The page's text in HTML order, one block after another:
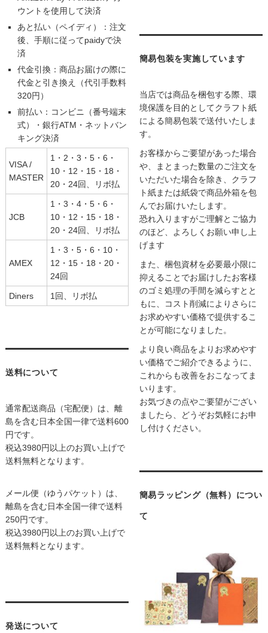
ウントを使用して決済
あと払い（ペイディ）：注文
後、手順に従ってpaidyで決
済
代金引換：商品お届けの際に
代金と引き換え（代引手数料
320円）
前払い：コンビニ（番号端末
式）・銀行ATM・ネットバン
キング決済
VISA /
MASTER
1・2・3・5・6・
10・12・15・18・
20・24回、リボ払
JCB
1・3・4・5・6・
10・12・15・18・
20・24回、リボ払
AMEX
1・3・5・6・10・
12・15・18・20・
24回
Diners 1回、リボ払
送料について
通常配送商品（宅配便）は、離
島を含む日本全国一律で送料600
円です。
税込3980円以上のお買い上げで
送料無料となります。
メール便（ゆうパケット）は、
離島を含む日本全国一律で送料
250円です。
税込3980円以上のお買い上げで
送料無料となります。
発送について
簡易包装を実施しています
当店では商品を梱包する際、環
境保護を目的としてクラフト紙
による簡易包装で送付いたしま
す。
お客様からご要望があった場合
や、まとまった数量のご注文を
いただいた場合を除き、クラフ
ト紙または紙袋で商品外箱を包
んでお届けいたします。
恐れ入りますがご理解とご協力
のほど、よろしくお願い申し上
げます
また、梱包資材を必要最小限に
抑えることでお届けしたお客様
のゴミ処理の手間を減らすとと
もに、コスト削減によりさらに
お求めやすい価格で提供するこ
とが可能になりました。
より良い商品をよりお求めやす
い価格でご紹介できるように、
これからも改善をおこなってま
いります。
お気づきの点やご要望がござい
ましたら、どうぞお気軽にお申
し付けください。
簡易ラッピング（無料）につい
て